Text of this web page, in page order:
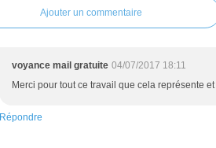
Ajouter un commentaire
voyance mail gratuite 04/07/2017 18:11
Merci pour tout ce travail que cela représente
Répondre